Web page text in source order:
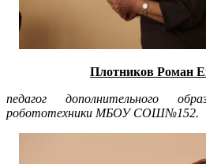
Плотников Роман
педагог дополнительного
робототехники МБОУ СОШ№152.